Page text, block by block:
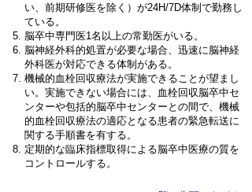
い、前期研修医を除く）が24H/7D体制で勤務し
ている。
脳卒中専門医1名以上の常勤医がいる。
脳神経外科的処置が必要な場合、迅速に脳神経
外科医が対応できる体制がある。
機械的血栓回収療法が実施できることが望まし
い。実施できない場合には、血栓回収脳卒中セ
ンターや包括的脳卒中センターとの間で、機械
的血栓回収療法の適応となる患者の緊急転送に
関する手順書を有する。
定期的な臨床指標取得による脳卒中医療の質を
コントロールする。